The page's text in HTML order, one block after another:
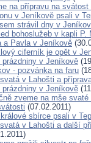
na přípravu na
v Jeníkově psali v
strávil dny v
bohoslužeb v kapli
a Pavla v Jeníkově
ciferník je opět v
prázdniny v Jeníkově
- pozvánka na faru
v Lahošti a
prázdniny v Jeníkově
zveme na mše
(07.02.2011)
sbírce psali v
v Lahošti a další